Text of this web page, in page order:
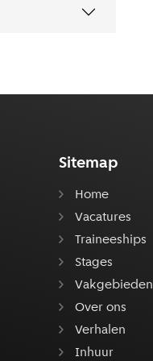
Sitemap
Home
Vacatures
Traineeships
Stages
Vakgebieden
Over ons
Verhalen
Inhuur